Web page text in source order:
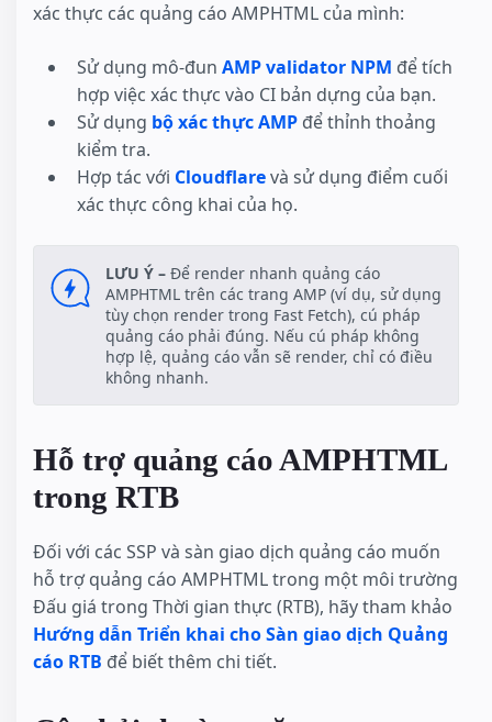
xác thực các quảng cáo AMPHTML của mình:
Sử dụng mô-đun AMP validator NPM để tích
hợp việc xác thực vào CI bản dựng của bạn.
Sử dụng bộ xác thực AMP để thỉnh thoảng
kiểm tra.
Hợp tác với Cloudflarevà sử dụng điểm cuối
xác thực công khai của họ.
LƯU Ý – Để render nhanh quảng cáo
AMPHTML trên các trang AMP (ví dụ, sử dụng
tùy chọn render trong Fast Fetch), cú pháp
quảng cáo phải đúng. Nếu cú pháp không
hợp lệ, quảng cáo vẫn sẽ render, chỉ có điều
không nhanh.
Hỗ trợ quảng cáo AMPHTML
trong RTB
Đối với các SSP và sàn giao dịch quảng cáo muốn
hỗ trợ quảng cáo AMPHTML trong một môi trường
Đấu giá trong Thời gian thực (RTB), hãy tham khảo
Hướng dẫn Triển khai cho Sàn giao dịch Quảng
cáo RTB để biết thêm chi tiết.